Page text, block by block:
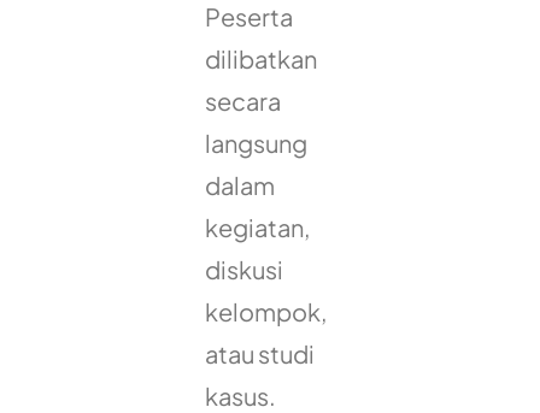
Peserta
dilibatkan
secara
langsung
dalam
kegiatan,
diskusi
kelompok,
atau studi
kasus.